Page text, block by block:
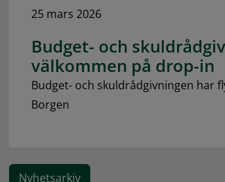
25 mars 2026
Budget- och
välkommen på drop-in
Budget- och skuldrådgivningen har
Borgen
Nyhetsarkiv